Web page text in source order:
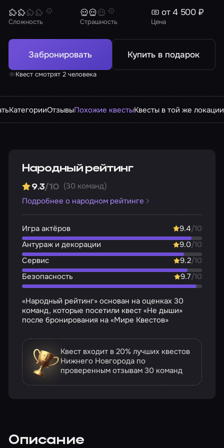
Сложность Страшность Цена
от 4 500 ₽
Забронировать Купить в подарок
Квест смотрят 2 человека
КатегорииОтзывыПохожие квестыКвесты в той же локации
Народный рейтинг
9.3/10 (30 команд)
Подробнее о народном рейтинге
Игра актёров 9.4/10
Антураж и декорации
9.0/10
Сервис
9.2/10
Безопасность
9.7/10
«Народный рейтинг» основан на оценках 30
команд, которые посетили квест «Не дыши»
после бронирования на «Мире Квестов»
Квест входит в 20% лучших квестов
Нижнего Новгорода по
проверенным отзывам30 команд
Описание